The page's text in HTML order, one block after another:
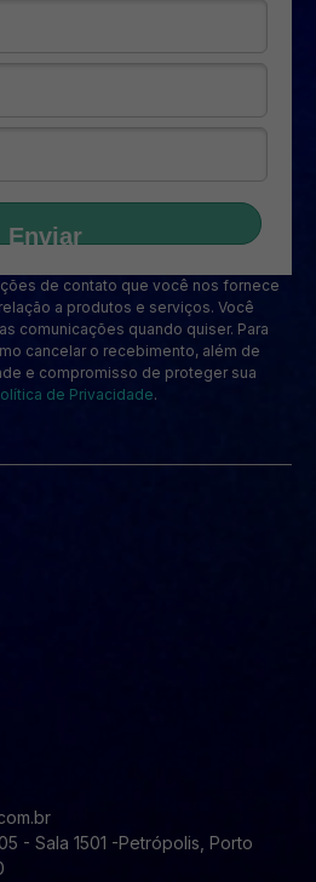
Enviar
de contato que você nos fornece
a produtos e serviços. Você
comunicações quando quiser. Para
cancelar o recebimento, além de
e compromisso de proteger sua
de Privacidade.
- Sala 1501 -Petrópolis, Porto